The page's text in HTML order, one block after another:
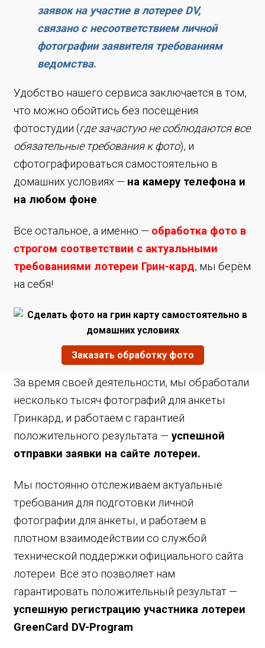
заявок на участие в лотерее DV,
связано с несоответствием личной
фотографии заявителя требованиям
ведомства.
Удобство нашего сервиса заключается в том,
что можно обойтись без посещения
фотостудии (где зачастую не соблюдаются все
обязательные требования к фото), и
сфотографироваться самостоятельно в
домашних условиях — на камеру телефона и
на любом фоне
Все остальное, а именно — обработка фото в
строгом соответствии с актуальными
требованиями лотереи Грин-кард, мы берём
на себя!
Заказать обработку фото
За время своей деятельности, мы обработали
несколько тысяч фотографий для анкеты
Гринкард, и работаем с гарантией
положительного результата — успешной
отправки заявки на сайте лотереи.
Мы постоянно отслеживаем актуальные
требования для подготовки личной
фотографии для анкеты, и работаем в
плотном взаимодействии со службой
технической поддержки официального сайта
лотереи. Всё это позволяет нам
гарантировать положительный результат —
успешную регистрацию участника лотереи
GreenCard DV-Program